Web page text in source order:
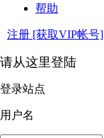
帮助
注册 [获取VIP帐号]
请从这里登陆
登录站点
用户名